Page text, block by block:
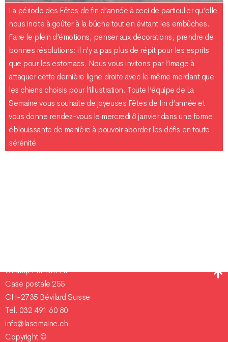
La période des Fêtes de fin d’année à ceci de particulier qu’elle
nous incite à goûter à la bûche tout en évitant les embûches.
Faire le plein d’émotions, penser aux décorations, prendre de
bonnes résolutions: il n’y a pas plus de répit pour les esprits
que pour les estomacs. Nous vous invitons par l’image à
attaquer cette dernière ligne droite avec le même mordant que
les chiens choisis pour l’illustration. Toute l’équipe de La
Semaine vous souhaite de joyeuses Fêtes de fin d’année et
vous donne rendez-vous le mercredi 8 janvier dans une forme
éblouissante de manière à pouvoir aborder les défis en toute
sérénité.
Champ Pention 20
Case postale 255
CH-2735 Bévilard Suisse
Tél. 032 491 60 80
info@lasemaine.ch
Copyright ©